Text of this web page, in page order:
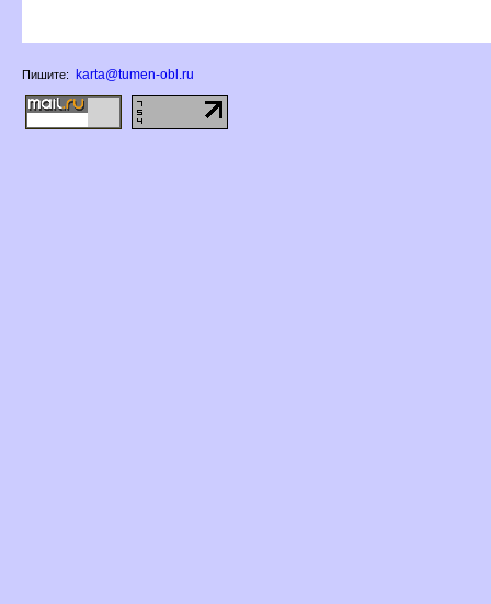
Пишите: karta@tumen-obl.ru